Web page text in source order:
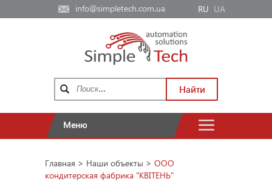
info@simpletech.com.ua RU UA
Найти
Меню
Главная > Наши объекты > ООО
кондитерская фабрика "КВІТЕНЬ"